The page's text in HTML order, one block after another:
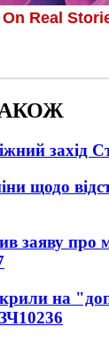
захід
щодо
заяву про
на
10236